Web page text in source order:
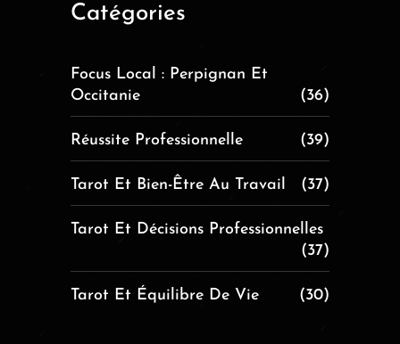
Catégories
Focus Local : Perpignan Et
Occitanie
(36)
Réussite Professionnelle (39)
Tarot Et Bien-Être Au Travail (37)
Tarot Et Décisions Professionnelles
(37)
Tarot Et Équilibre De Vie (30)